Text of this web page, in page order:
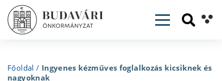
Toggle
Főoldal / Ingyenes kézműves foglalkozás kicsiknek és
nagyoknak